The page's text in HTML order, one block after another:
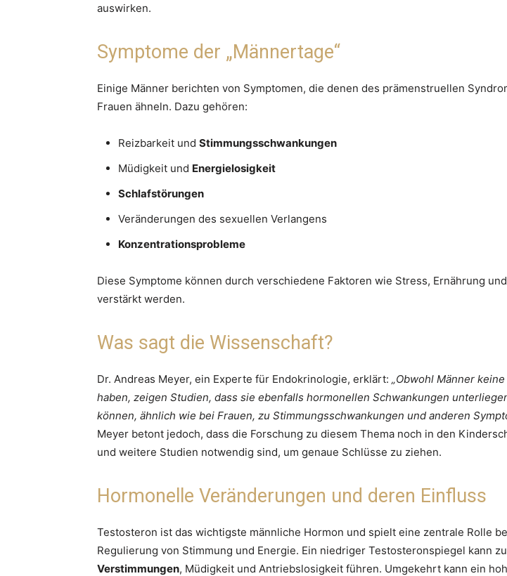
auswirken.
Symptome der „Männertage“
Einige Männer berichten von Symptomen, die denen des prämenstruellen
Frauen ähneln. Dazu gehören:
Reizbarkeit und Stimmungsschwankungen
Müdigkeit und Energielosigkeit
Schlafstörungen
Veränderungen des sexuellen Verlangens
Konzentrationsprobleme
Diese Symptome können durch verschiedene Faktoren wie Stress, Ernährung
verstärkt werden.
Was sagt die Wissenschaft?
Dr. Andreas Meyer, ein Experte für Endokrinologie, erklärt: „Obwohl Männer
haben, zeigen Studien, dass sie ebenfalls hormonellen Schwankungen
können, ähnlich wie bei Frauen, zu Stimmungsschwankungen und anderen
Meyer betont jedoch, dass die Forschung zu diesem Thema noch in den
und weitere Studien notwendig sind, um genaue Schlüsse zu ziehen.
Hormonelle Veränderungen und deren Einfluss
Testosteron ist das wichtigste männliche Hormon und spielt eine zentrale Rolle
Regulierung von Stimmung und Energie. Ein niedriger Testosteronspiegel kann zu
Verstimmungen, Müdigkeit und Antriebslosigkeit führen. Umgekehrt kann ein